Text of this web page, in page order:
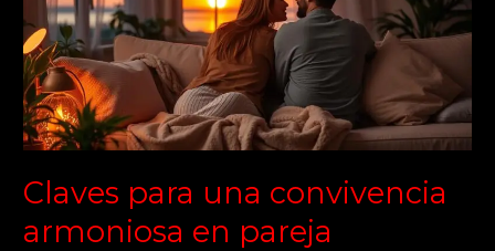
Claves para una convivencia
armoniosa en pareja
armoniosa
en
pareja